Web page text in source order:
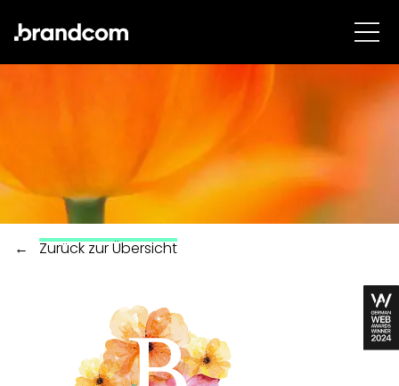
← Zurück zur Übersicht